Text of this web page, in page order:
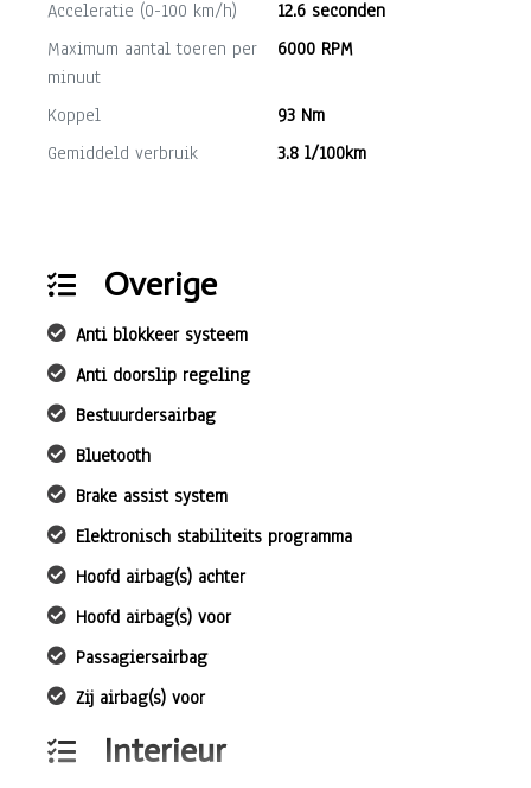
Acceleratie (0-100 km/h)
12.6 seconden
Maximum aantal toeren per
minuut
6000 RPM
Koppel
93 Nm
Gemiddeld verbruik
3.8 l/100km
Overige
Anti blokkeer systeem
Anti doorslip regeling
Bestuurdersairbag
Bluetooth
Brake assist system
Elektronisch stabiliteits programma
Hoofd airbag(s) achter
Hoofd airbag(s) voor
Passagiersairbag
Zij airbag(s) voor
Interieur